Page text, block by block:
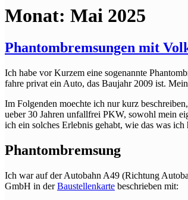
Monat: Mai 2025
Phantombremsungen mit
Ich habe vor Kurzem eine sogenannte
fahre privat ein Auto, das Baujahr 2009 ist.
Im Folgenden moechte ich nur kurz
ueber 30 Jahren unfallfrei PKW, sowohl mein
ich ein solches Erlebnis gehabt, wie das was ich
Phantombremsung
Ich war auf der Autobahn A49 (Richtung
GmbH in derBaustellenkarte beschrieben mit: